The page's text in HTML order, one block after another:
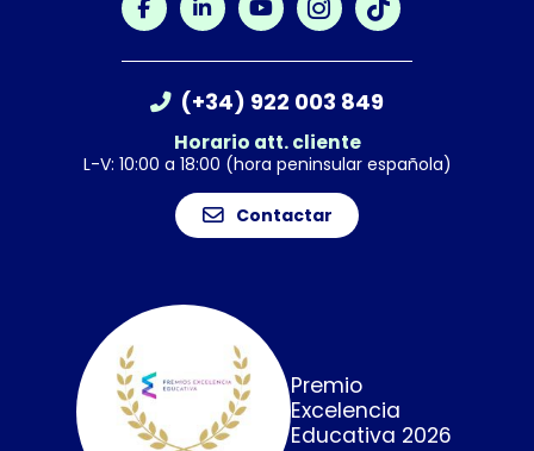
(+34) 922 003 849
Horario att. cliente
L-V: 10:00 a 18:00 (hora peninsular española)
Contactar
Premio
Excelencia
Educativa 2026